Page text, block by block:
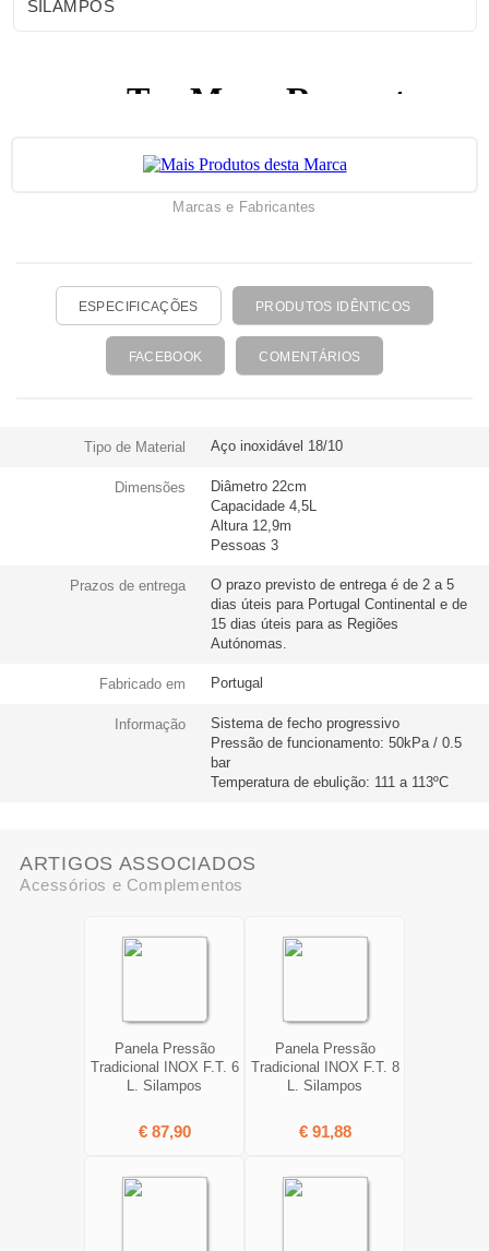
SILAMPOS
Marcas e Fabricantes
ESPECIFICAÇÕES PRODUTOS IDÊNTICOS
FACEBOOK COMENTÁRIOS
Tipo de Material Aço inoxidável 18/10
Dimensões
Diâmetro 22cm
Capacidade 4,5L
Altura 12,9m
Pessoas 3
Prazos de entrega
O prazo previsto de entrega é de 2 a 5
dias úteis para Portugal Continental e de
15 dias úteis para as Regiões
Autónomas.
Fabricado em Portugal
Informação
Sistema de fecho progressivo
Pressão de funcionamento: 50kPa / 0.5
bar
Temperatura de ebulição: 111 a 113ºC
ARTIGOS ASSOCIADOS
Acessórios e Complementos
Panela Pressão
Tradicional INOX F.T. 6
L. Silampos
€ 87,90
Panela Pressão
Tradicional INOX F.T. 8
L. Silampos
€ 91,88